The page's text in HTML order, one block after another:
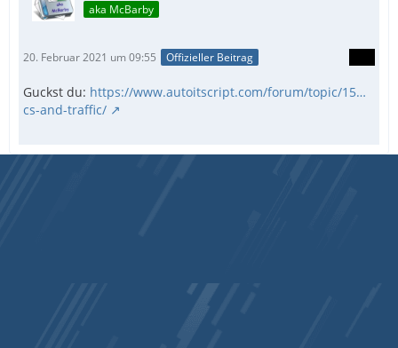
aka McBarby
20. Februar 2021 um 09:55 Offizieller Beitrag
Guckst du: https://www.autoitscript.com/forum/topic/15…
cs-and-traffic/